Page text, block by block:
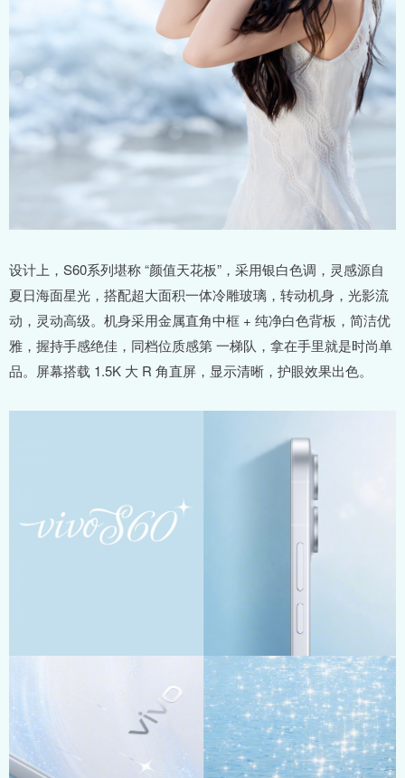
设计上，S60系列堪称 “颜值天花板”，采用银白色调，灵感源自
夏日海面星光，搭配超大面积一体冷雕玻璃，转动机身，光影流
动，灵动高级。机身采用金属直角中框 + 纯净白色背板，简洁优
雅，握持手感绝佳，同档位质感第 一梯队，拿在手里就是时尚单
品。屏幕搭载 1.5K 大 R 角直屏，显示清晰，护眼效果出色。